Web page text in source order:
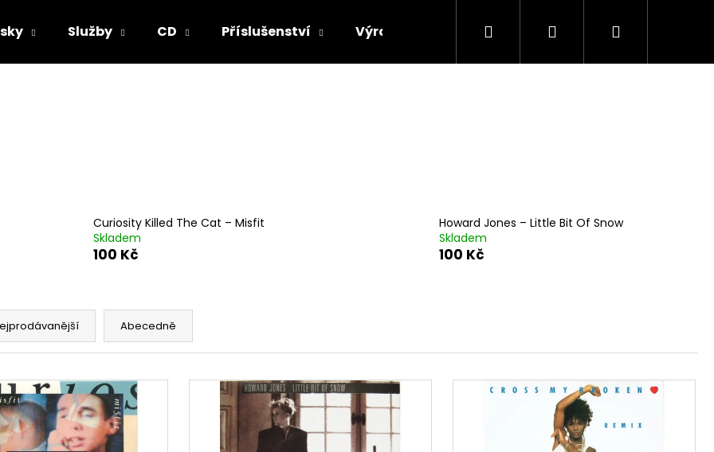
Služby CD Příslušenství Výroba vinylových desek Výkup
Hledat PřihlášeníNákupní
Curiosity Killed The Cat ‎– Misfit
Skladem
100 Kč
Howard Jones ‎– Little Bit Of Snow
Skladem
100 Kč
Abecedně
Doporučujeme